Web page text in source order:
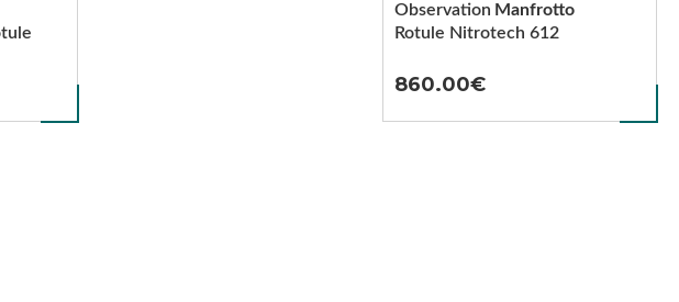
Rotule Nitrotech 612
Observation Manfrotto
860.00